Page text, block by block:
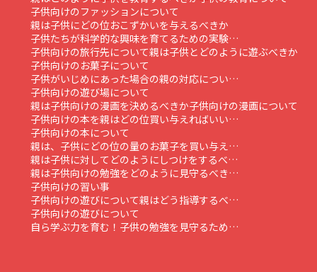
子供向けのファッションについて
親は子供にどの位おこずかいを与えるべきか
子供たちが科学的な興味を育てるための実験…
子供向けの旅行先について親は子供とどのように遊ぶべきか
子供向けのお菓子について
子供がいじめにあった場合の親の対応につい…
子供向けの遊び場について
親は子供向けの漫画を決めるべきか子供向けの漫画について
子供向けの本を親はどの位買い与えればいい…
子供向けの本について
親は、子供にどの位の量のお菓子を買い与え…
親は子供に対してどのようにしつけをするべ…
親は子供向けの勉強をどのように見守るべき…
子供向けの習い事
子供向けの遊びについて親はどう指導するべ…
子供向けの遊びについて
自ら学ぶ力を育む！子供の勉強を見守るため…